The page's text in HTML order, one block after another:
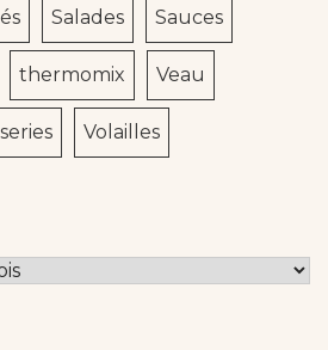
Salades Sauces
thermomix Veau
Volailles